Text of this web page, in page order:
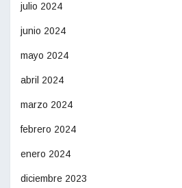
julio 2024
junio 2024
mayo 2024
abril 2024
marzo 2024
febrero 2024
enero 2024
diciembre 2023